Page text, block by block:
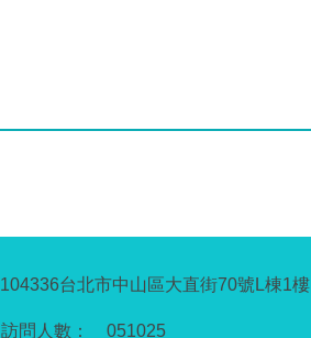
051025
104336台北市中山區大直街70號L棟1樓